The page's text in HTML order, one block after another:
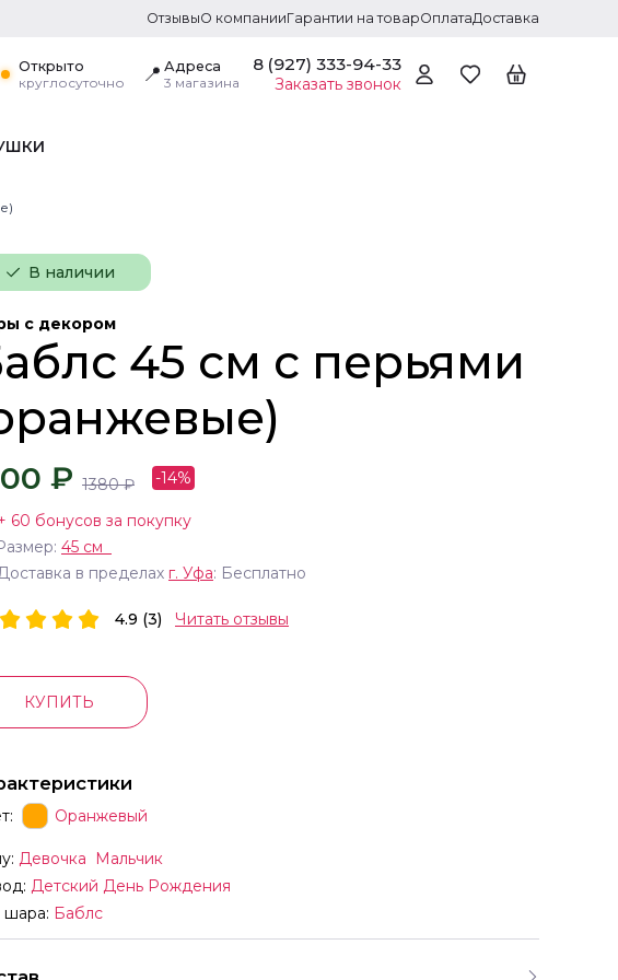
ОтзывыО компанииГарантии на товарОплатаДоставка
Открыто
круглосуточно
📍 Адреса
3 магазина
8 (927) 333-94-33
Заказать звонок
В наличии
с декором
45 см с перьями
₽ 1380₽ -14%
60 бонусов за покупку
45 см
в пределах г. Уфа: Бесплатно
4.9 (3) Читать отзывы
КУПИТЬ
Оранжевый
Девочка
Мальчик
Детский День Рождения
шара: Баблс